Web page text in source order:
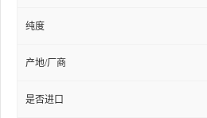
纯度
产地/厂商
是否进口